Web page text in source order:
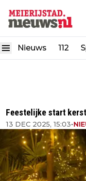
Nieuws 112
Feestelijke start
13 DEC 2025, 15:03•